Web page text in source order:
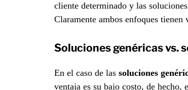
cliente determinado y las
Claramente ambos enfoques tienen
Soluciones genéricas vs.
En el caso de las soluciones
ventaja es su bajo costo, de hecho,